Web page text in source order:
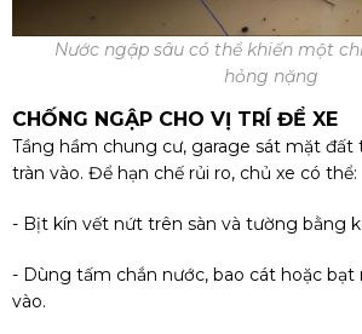
Nước ngập sâu có thể khiến một
hỏng nặng
CHỐNG NGẬP CHO VỊ TRÍ ĐỂ XE
Tầng hầm chung cư, garage sát mặt
tràn vào. Để hạn chế rủi ro, chủ xe có thể:
- Bịt kín vết nứt trên sàn và tường bằng
- Dùng tấm chắn nước, bao cát hoặc bạt
vào.